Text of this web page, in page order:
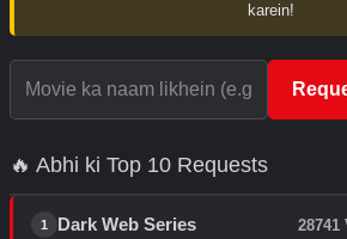
karein!
🔥 Abhi ki Top 10 Requests
1 Dark Web Series 28741